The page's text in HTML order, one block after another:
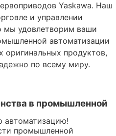
Yaskawa. Наш
и управлении
мы удовлетворим ваши
автоматизации
продуктов,
по всему миру.
в промышленной
автоматизацию!
промышленной